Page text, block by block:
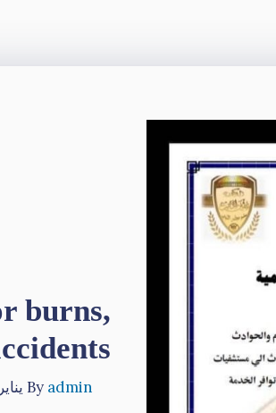
burns,
By admin يناير 3, 2023